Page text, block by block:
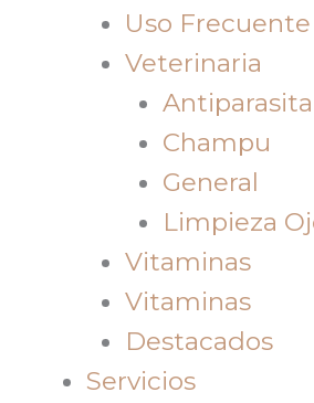
Uso Frecuente
Veterinaria
Champu
General
Limpieza
Vitaminas
Vitaminas
Destacados
Servicios